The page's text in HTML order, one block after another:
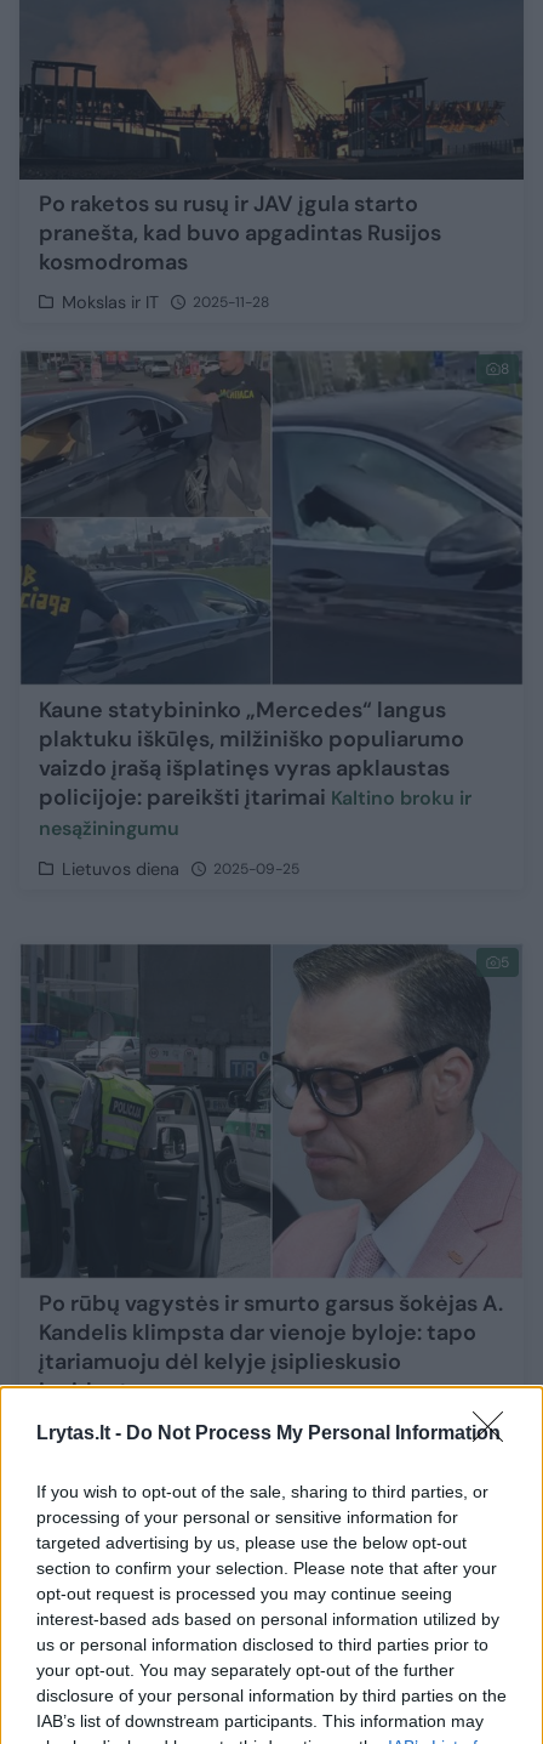
Lrytas.lt - Do Not Process My Personal Information
If you wish to opt-out of the sale, sharing to third parties, or
processing of your personal or sensitive information for
targeted advertising by us, please use the below opt-out
section to confirm your selection. Please note that after your
opt-out request is processed you may continue seeing
interest-based ads based on personal information utilized by
us or personal information disclosed to third parties prior to
your opt-out. You may separately opt-out of the further
disclosure of your personal information by third parties on the
IAB’s list of downstream participants. This information may
Po raketos su rusų ir JAV įgula starto
pranešta, kad buvo apgadintas Rusijos
kosmodromas
Mokslas ir IT 2025-11-28
8
Kaune statybininko „Mercedes“ langus
plaktuku iškūlęs, milžiniško populiarumo
vaizdo įrašą išplatinęs vyras apklaustas
policijoje: pareikšti įtarimai Kaltino broku ir
nesąžiningumu
Lietuvos diena 2025-09-25
5
Po rūbų vagystės ir smurto garsus šokėjas A.
Kandelis klimpsta dar vienoje byloje: tapo
įtariamuoju dėl kelyje įsiplieskusio
incidento
Žmonės 2025-06-17